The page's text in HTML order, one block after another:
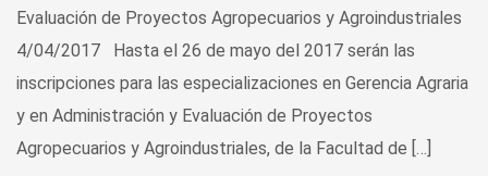
Evaluación de Proyectos Agropecuarios y Agroindustriales
4/04/2017 Hasta el 26 de mayo del 2017 serán las
inscripciones para las especializaciones en Gerencia Agraria
y en Administración y Evaluación de Proyectos
Agropecuarios y Agroindustriales, de la Facultad de […]